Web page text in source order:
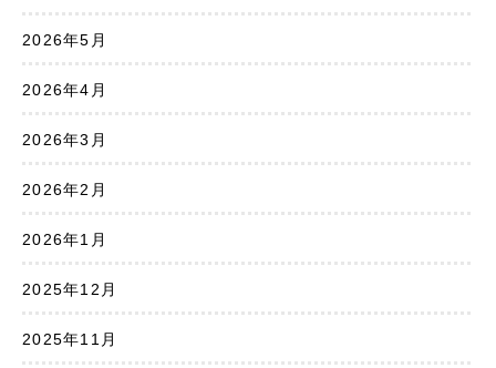
2026年5月
2026年4月
2026年3月
2026年2月
2026年1月
2025年12月
2025年11月